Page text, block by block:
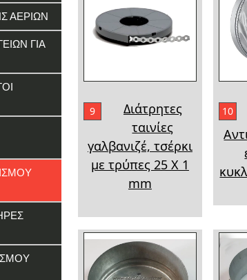
ΑΕΡΙΩΝ
ΓΙΑ
9
Διάτρητες
ταινίες
γαλβανιζέ, τσέρκι
με τρύπες 25 Χ 1
mm
10